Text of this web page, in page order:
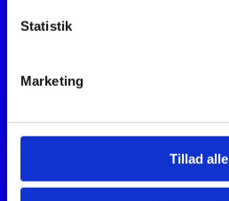
Statistik
Marketing
Tillad alle